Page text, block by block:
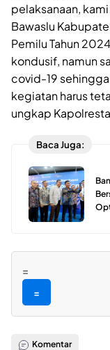
pelaksanaan,
Bawaslu
Pemilu Tahun
kondusif, namun
covid-19
kegiatan harus
ungkap
Baca Juga:
=
=
Komentar